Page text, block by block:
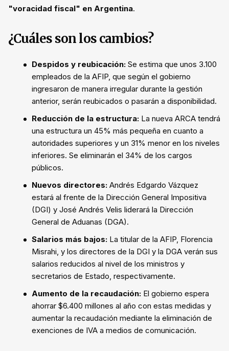
"voracidad fiscal" en Argentina.
¿Cuáles son los cambios?
Despidos y reubicación: Se estima que unos 3.100
empleados de la AFIP, que según el gobierno
ingresaron de manera irregular durante la gestión
anterior, serán reubicados o pasarán a disponibilidad.
Reducción de la estructura: La nueva ARCA tendrá
una estructura un 45% más pequeña en cuanto a
autoridades superiores y un 31% menor en los niveles
inferiores. Se eliminarán el 34% de los cargos
públicos.
Nuevos directores: Andrés Edgardo Vázquez
estará al frente de la Dirección General Impositiva
(DGI) y José Andrés Velis liderará la Dirección
General de Aduanas (DGA).
Salarios más bajos: La titular de la AFIP, Florencia
Misrahi, y los directores de la DGI y la DGA verán sus
salarios reducidos al nivel de los ministros y
secretarios de Estado, respectivamente.
Aumento de la recaudación: El gobierno espera
ahorrar $6.400 millones al año con estas medidas y
aumentar la recaudación mediante la eliminación de
exenciones de IVA a medios de comunicación.